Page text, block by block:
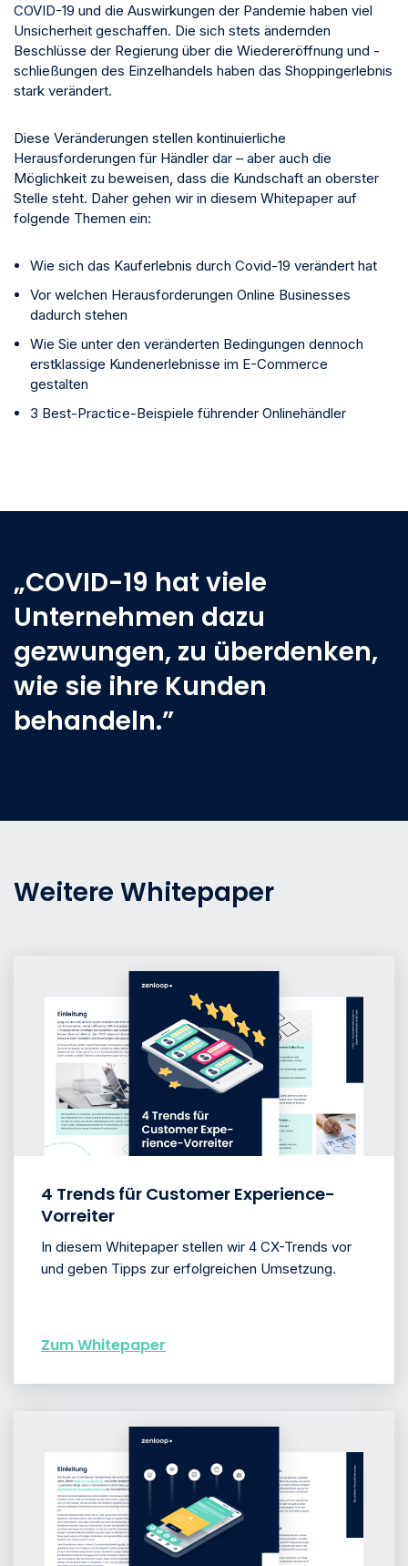
COVID-19 und die Auswirkungen der Pandemie haben viel
Unsicherheit geschaffen. Die sich stets ändernden
Beschlüsse der Regierung über die Wiedereröffnung und -
schließungen des Einzelhandels haben das Shoppingerlebnis
stark verändert.
Diese Veränderungen stellen kontinuierliche
Herausforderungen für Händler dar – aber auch die
Möglichkeit zu beweisen, dass die Kundschaft an oberster
Stelle steht. Daher gehen wir in diesem Whitepaper auf
folgende Themen ein:
Wie sich das Kauferlebnis durch Covid-19 verändert hat
Vor welchen Herausforderungen Online Businesses
dadurch stehen
Wie Sie unter den veränderten Bedingungen dennoch
erstklassige Kundenerlebnisse im E-Commerce
gestalten
3 Best-Practice-Beispiele führender Onlinehändler
„COVID-19 hat viele
Unternehmen dazu
gezwungen, zu überdenken,
wie sie ihre Kunden
behandeln.”
Weitere Whitepaper
4 Trends für Customer Experience-
Vorreiter
In diesem Whitepaper stellen wir 4 CX-Trends vor
und geben Tipps zur erfolgreichen Umsetzung.
Zum Whitepaper